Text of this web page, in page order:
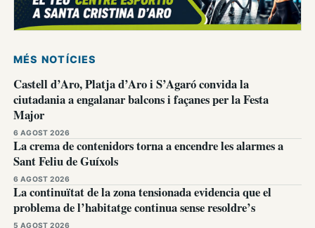
MÉS NOTÍCIES
Castell d’Aro, Platja d’Aro i S’Agaró convida la
ciutadania a engalanar balcons i façanes per la Festa
Major
6 AGOST 2026
La crema de contenidors torna a encendre les alarmes a
Sant Feliu de Guíxols
6 AGOST 2026
La continuïtat de la zona tensionada evidencia que el
problema de l’habitatge continua sense resoldre’s
5 AGOST 2026